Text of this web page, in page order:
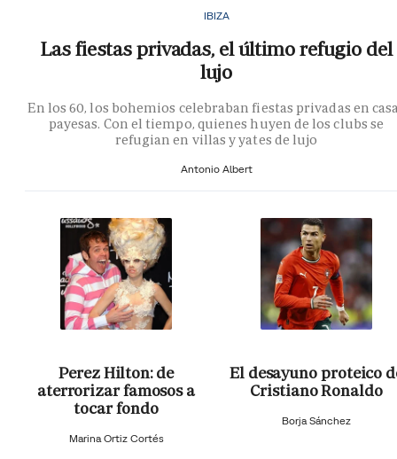
IBIZA
Las fiestas privadas, el último refugio del
lujo
En los 60, los bohemios celebraban fiestas privadas en
payesas. Con el tiempo, quienes huyen de los clubs se
refugian en villas y yates de lujo
Antonio Albert
Perez Hilton: de
aterrorizar famosos a
tocar fondo
Marina Ortiz Cortés
El desayuno proteico
Cristiano Ronaldo
Borja Sánchez